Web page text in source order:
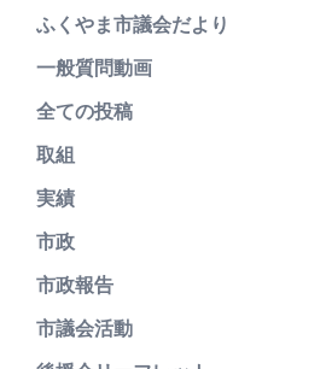
ふくやま市議会だより
一般質問動画
全ての投稿
取組
実績
市政
市政報告
市議会活動